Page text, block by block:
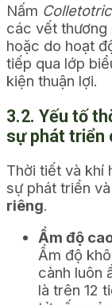
Nấm
các vết
hoặc do hoạt
tiếp qua lớp
kiện thuận lợi.
3.2. Yếu tố
sự phát triển
Thời tiết và khí
sự phát triển
riêng.
Ẩm độ
Ẩm độ
cành luôn
là trên 12